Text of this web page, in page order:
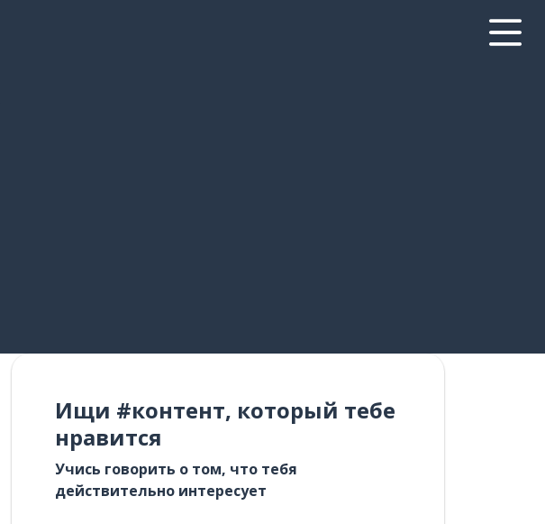
Ищи #контент, который тебе
нравится
Учись говорить о том, что тебя
действительно интересует